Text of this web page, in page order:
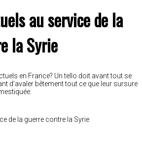
au service de la
la Syrie
en France? Un tello doit avant tout se
d’avaler bêtement tout ce que leur sursure
de la guerre contre la Syrie